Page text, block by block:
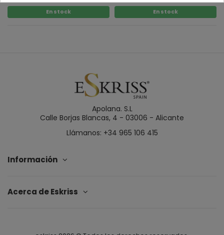
DICROICA
En stock
DICROICA
En stock
Apolana. S.L
Calle Borjas Blancas, 4 - 03006 - Alicante
Llámanos: +34 965 106 415
Información
Acerca de Eskriss